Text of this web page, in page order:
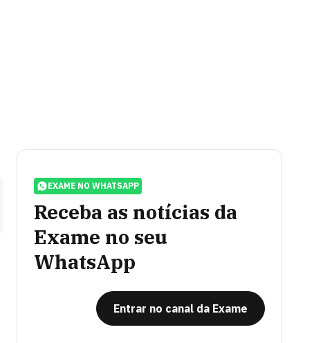
EXAME NO WHATSAPP
Receba as notícias da
Exame no seu
WhatsApp
Entrar no canal da Exame